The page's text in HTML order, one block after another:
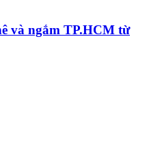
và ngắm TP.HCM từ